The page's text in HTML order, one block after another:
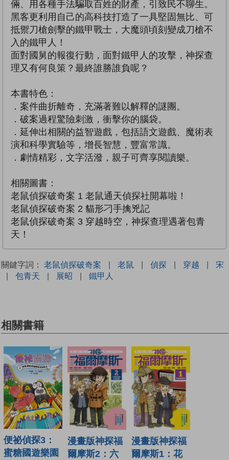
倆、用各種手法騙取百姓的財產，引致民不聊生。
黑客更利用自己的高科技打造了一具堅固無比、可
抵禦刀槍劍擊的鐵甲戰士，大魔頭頃刻變成刀槍不
入的鐵甲人！
面對國舅的報復行動，面對鐵甲人的攻擊，神探查
理又有何良策？最終誰勝誰負呢？
本書特色：
．案件曲折離奇，充滿著難以解釋的謎團。
．破案過程驚險刺激，衝擊你的腦袋。
．延伸出相關的益智遊戲，包括語文遊戲、魔術表
演和科學實驗等，增長智慧，豐富常識。
．劇情精彩，文字活潑，親子可齊享閱讀樂。
相關圖書：
老鼠偵探破奇案 1 老鼠通天偵探社開幕啦！
老鼠偵探破奇案 2 貓形刁手擒兇記
老鼠偵探破奇案 3 穿越時空，神探查理遇著包青
天！
關鍵字詞： 老鼠偵探破奇案 | 老鼠 | 偵探 | 穿越 |
宋
|
包青天 | 展昭 | 鐵甲人
相關書籍
便祕偵探3：
蜜糖國遊樂園
漫畫版神探福
爾摩斯2：六
漫畫版神探福
爾摩斯1：花